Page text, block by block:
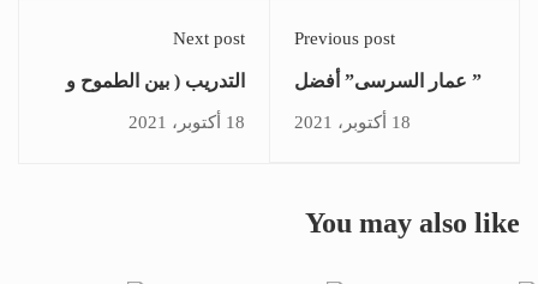
Previous post
” عمار السرسى” أفضل
متابعة لشهر مارس
18 أكتوبر، 2021
Next post
التدريب ( بين الطموح و
النجاح) هو الوسيلة الأولي
18 أكتوبر، 2021
You may also like